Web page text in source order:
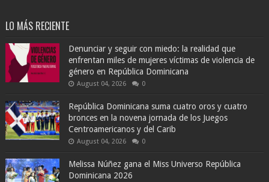
LO MÁS RECIENTE
Denunciar y seguir con miedo: la realidad que
enfrentan miles de mujeres víctimas de violencia de
género en República Dominicana
August 04, 2026 0
República Dominicana suma cuatro oros y cuatro
bronces en la novena jornada de los Juegos
Centroamericanos y del Carib
August 04, 2026 0
Melissa Núñez gana el Miss Universo República
Dominicana 2026